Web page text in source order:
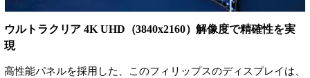
ウルトラクリア 4K UHD（3840x2160）解像度で精確性を実
現
高性能パネルを採用した、このフィリップスのディスプレイは、